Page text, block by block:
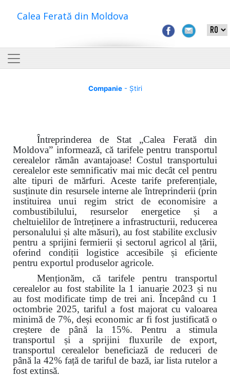
Calea Ferată din Moldova
Companie- Știri
Întreprinderea de Stat „Calea Ferată din
Moldova” informează, că tarifele pentru transportul
cerealelor rămân avantajoase! Costul transportului
cerealelor este semnificativ mai mic decât cel pentru
alte tipuri de mărfuri. Aceste tarife preferențiale,
susținute din resursele interne ale întreprinderii (prin
instituirea unui regim strict de economisire a
combustibilului, resurselor energetice și a
cheltuielilor de întreținere a infrastructurii, reducerea
personalului și alte măsuri), au fost stabilite exclusiv
pentru a sprijini fermierii și sectorul agricol al țării,
oferind condiții logistice accesibile și eficiente
pentru exportul produselor agricole.
Menționăm, că tarifele pentru transportul
cerealelor au fost stabilite la 1 ianuarie 2023 și nu
au fost modificate timp de trei ani. Începând cu 1
octombrie 2025, tariful a fost majorat cu valoarea
minimă de 7%, deși economic ar fi fost justificată o
creștere de până la 15%. Pentru a stimula
transportul și a sprijini fluxurile de export,
transportul cerealelor beneficiază de reduceri de
până la 42% față de tariful de bază, iar lista rutelor a
fost extinsă.